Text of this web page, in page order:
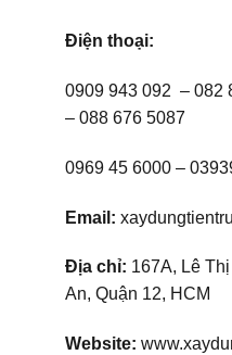
Điện thoại:
0909 943 092 – 082
– 088 676 5087
0969 45 6000 –
Email:
Địa chỉ: 167A, Lê
An, Quận 12, HCM
Website: